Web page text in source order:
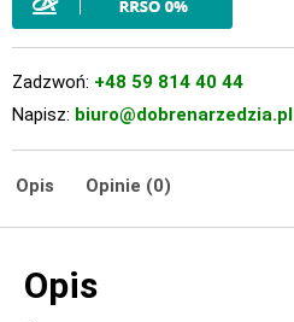
Zadzwoń: +48 59 814 40 44
Napisz: biuro@dobrenarzedzia.pl
Opis Opinie (0)
Opis